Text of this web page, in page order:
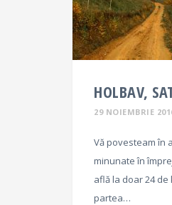
HOLBAV,
29 NOIEMBRIE
Vă povesteam în
minunate în
află la doar 24
partea…